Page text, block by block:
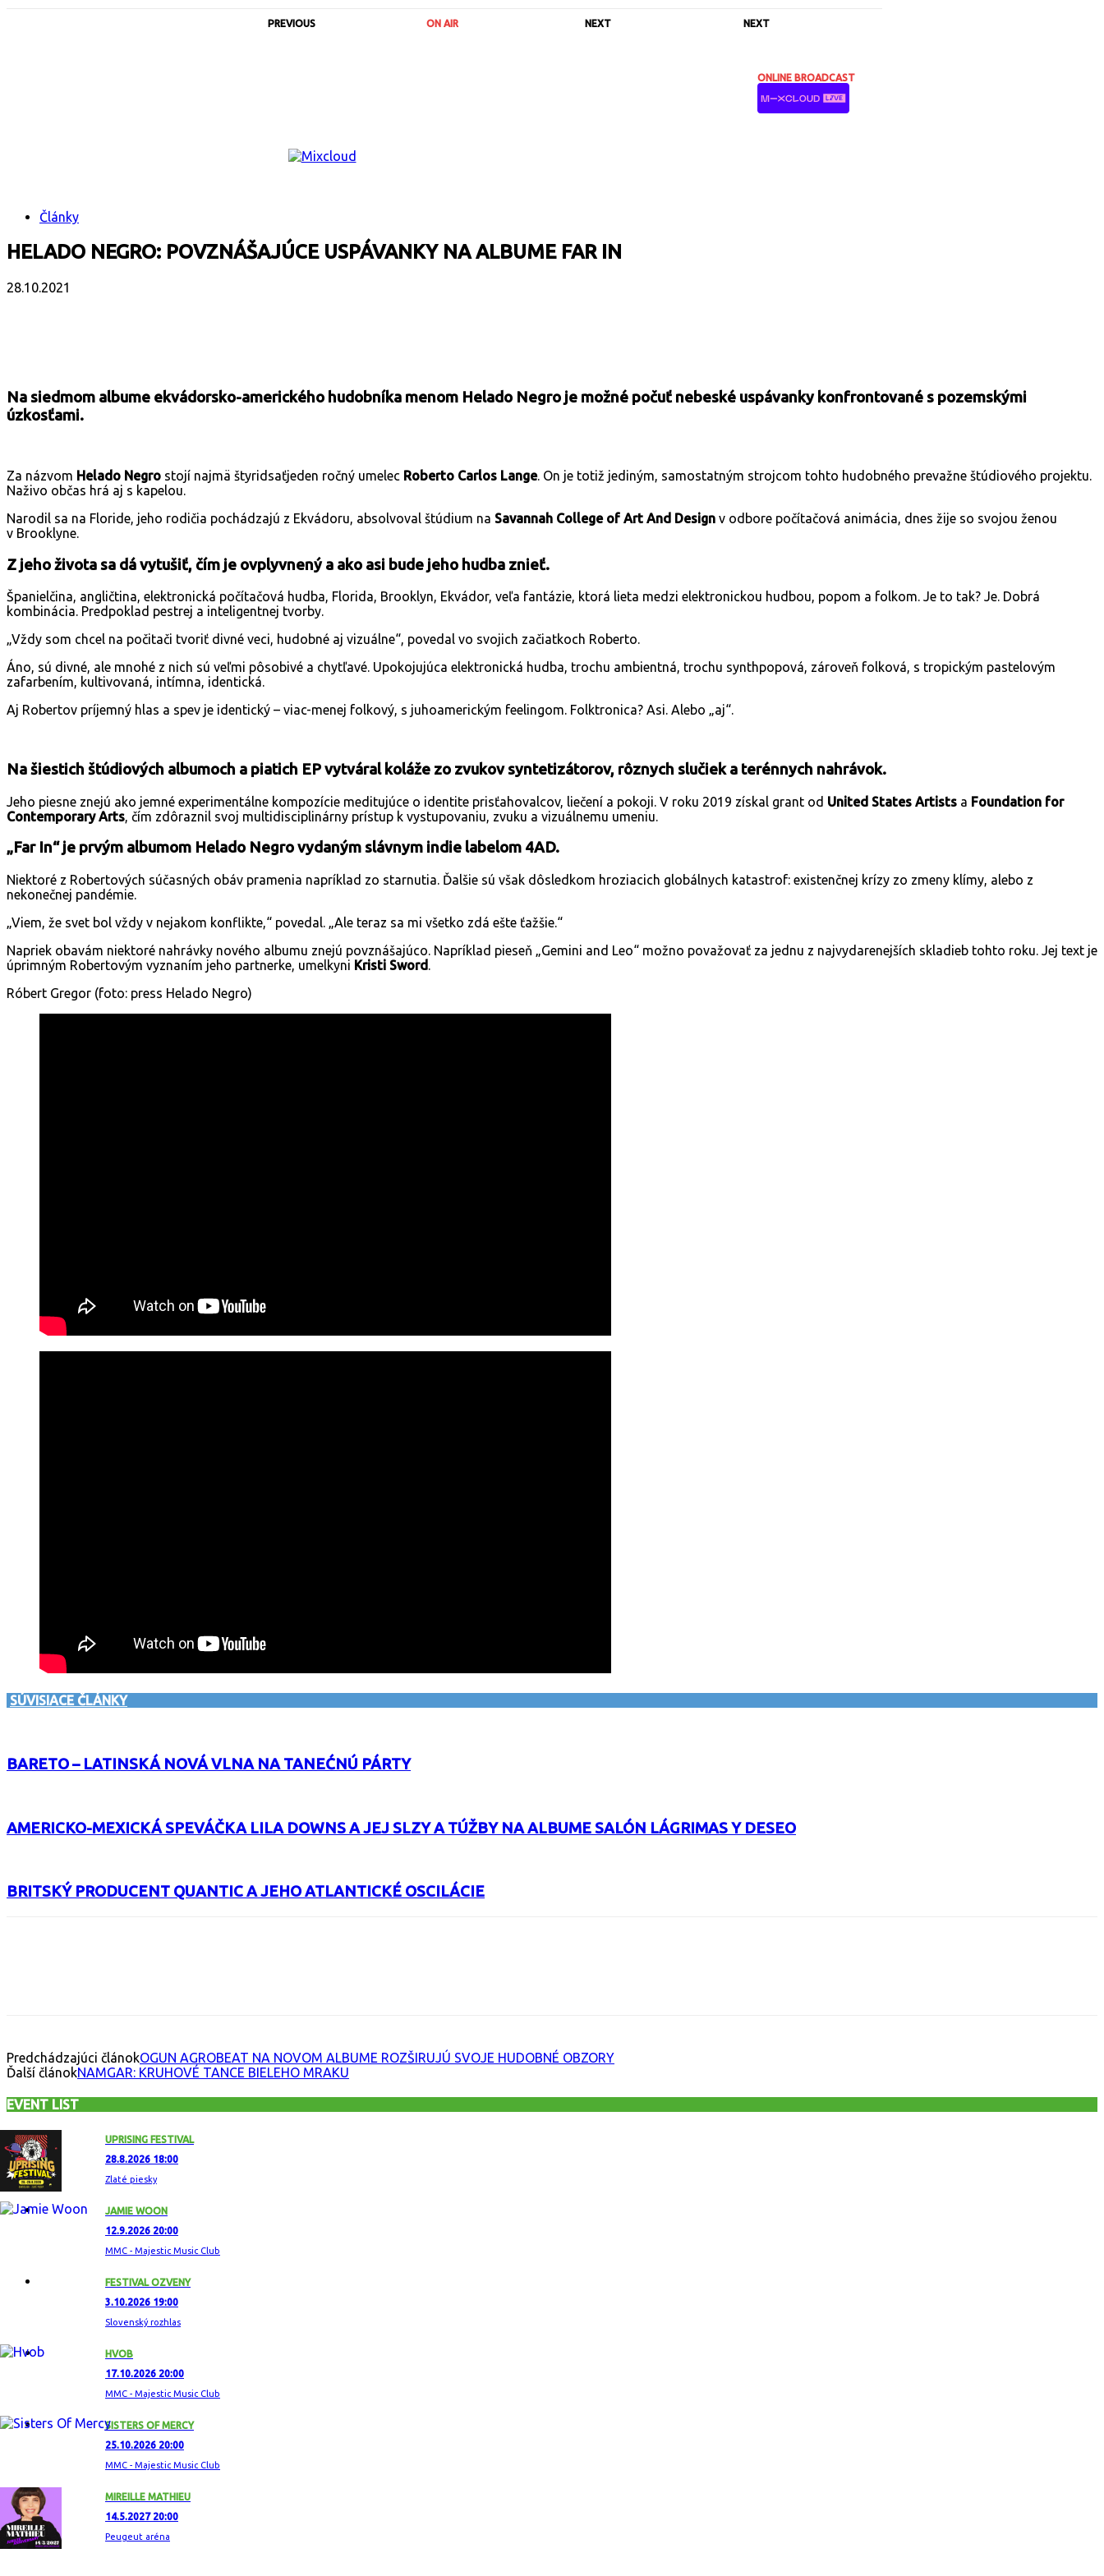
PREVIOUS ON AIR NEXT NEXT
ONLINE BROADCAST
Články
HELADO NEGRO: POVZNÁŠAJÚCE USPÁVANKY NA ALBUME FAR IN
28.10.2021
Na siedmom albume ekvádorsko-amerického hudobníka menom Helado Negro je možné počuť nebeské uspávanky konfrontované s pozemskými
úzkosťami.
Za názvom Helado Negro stojí najmä štyridsaťjeden ročný umelec Roberto Carlos Lange. On je totiž jediným, samostatným strojcom tohto hudobného prevažne štúdiového projektu.
Naživo občas hrá aj s kapelou.
Narodil sa na Floride, jeho rodičia pochádzajú z Ekvádoru, absolvoval štúdium na Savannah College of Art And Design v odbore počítačová animácia, dnes žije so svojou ženou
v Brooklyne.
Z jeho života sa dá vytušiť, čím je ovplyvnený a ako asi bude jeho hudba znieť.
Španielčina, angličtina, elektronická počítačová hudba, Florida, Brooklyn, Ekvádor, veľa fantázie, ktorá lieta medzi elektronickou hudbou, popom a folkom. Je to tak? Je. Dobrá
kombinácia. Predpoklad pestrej a inteligentnej tvorby.
„Vždy som chcel na počitači tvoriť divné veci, hudobné aj vizuálne“, povedal vo svojich začiatkoch Roberto.
Áno, sú divné, ale mnohé z nich sú veľmi pôsobivé a chytľavé. Upokojujúca elektronická hudba, trochu ambientná, trochu synthpopová, zároveň folková, s tropickým pastelovým
zafarbením, kultivovaná, intímna, identická.
Aj Robertov príjemný hlas a spev je identický – viac-menej folkový, s juhoamerickým feelingom. Folktronica? Asi. Alebo „aj“.
Na šiestich štúdiových albumoch a piatich EP vytváral koláže zo zvukov syntetizátorov, rôznych slučiek a terénnych nahrávok.
Jeho piesne znejú ako jemné experimentálne kompozície meditujúce o identite prisťahovalcov, liečení a pokoji. V roku 2019 získal grant od United States Artists a Foundation for
Contemporary Arts, čím zdôraznil svoj multidisciplinárny prístup k vystupovaniu, zvuku a vizuálnemu umeniu.
„Far In“ je prvým albumom Helado Negro vydaným slávnym indie labelom 4AD.
Niektoré z Robertových súčasných obáv pramenia napríklad zo starnutia. Ďalšie sú však dôsledkom hroziacich globálnych katastrof: existenčnej krízy zo zmeny klímy, alebo z
nekonečnej pandémie.
„Viem, že svet bol vždy v nejakom konflikte,“ povedal. „Ale teraz sa mi všetko zdá ešte ťažšie.“
Napriek obavám niektoré nahrávky nového albumu znejú povznášajúco. Napríklad pieseň „Gemini and Leo“ možno považovať za jednu z najvydarenejších skladieb tohto roku. Jej text je
úprimným Robertovým vyznaním jeho partnerke, umelkyni Kristi Sword .
Róbert Gregor (foto: press Helado Negro)
SÚVISIACE ČLÁNKY
BARETO – LATINSKÁ NOVÁ VLNA NA TANEĆNÚ PÁRTY
AMERICKO-MEXICKÁ SPEVÁČKA LILA DOWNS A JEJ SLZY A TÚŽBY NA ALBUME SALÓN LÁGRIMAS Y DESEO
BRITSKÝ PRODUCENT QUANTIC A JEHO ATLANTICKÉ OSCILÁCIE
Predchádzajúci článokOGUN AGROBEAT NA NOVOM ALBUME ROZŠIRUJÚ SVOJE HUDOBNÉ OBZORY
Ďalší článokNAMGAR: KRUHOVÉ TANCE BIELEHO MRAKU
EVENT LIST
UPRISING FESTIVAL
28.8.2026 18:00
Zlaté piesky
JAMIE WOON
12.9.2026 20:00
MMC - Majestic Music Club
FESTIVAL OZVENY
3.10.2026 19:00
Slovenský rozhlas
HVOB
17.10.2026 20:00
MMC - Majestic Music Club
SISTERS OF MERCY
25.10.2026 20:00
MMC - Majestic Music Club
MIREILLE MATHIEU
14.5.2027 20:00
Peugeut aréna